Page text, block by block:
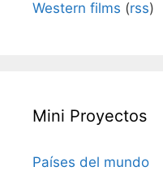
Western films (rss)
Mini Proyectos
Países del mundo